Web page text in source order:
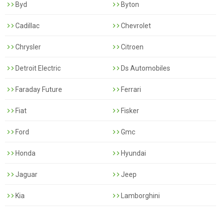
Byd Byton
Cadillac Chevrolet
Chrysler Citroen
Detroit Electric Ds Automobiles
Faraday Future Ferrari
Fiat Fisker
Ford Gmc
Honda Hyundai
Jaguar Jeep
Kia Lamborghini